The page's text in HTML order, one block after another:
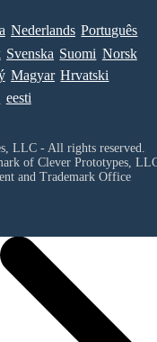
Nederlands Português
Svenska Suomi Norsk
Magyar Hrvatski
eesti
LLC - All rights reserved.
of Clever Prototypes,
and Trademark Office